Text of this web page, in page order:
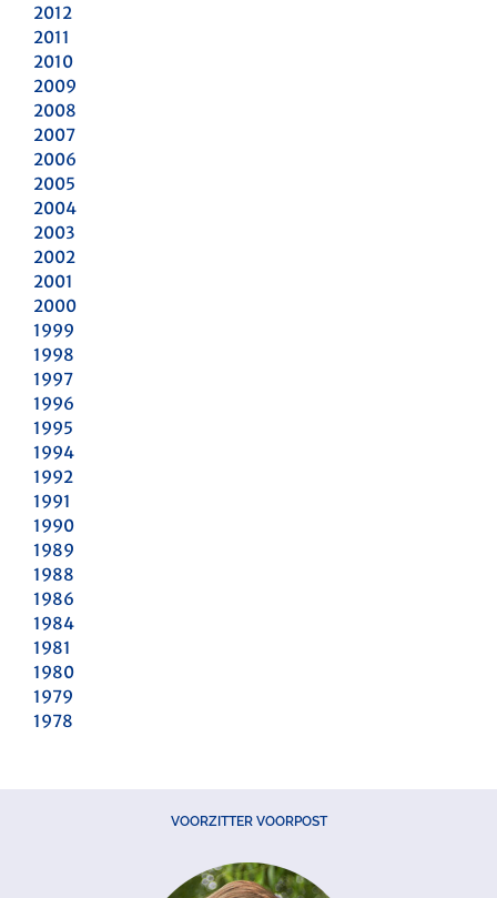
2012
2011
2010
2009
2008
2007
2006
2005
2004
2003
2002
2001
2000
1999
1998
1997
1996
1995
1994
1992
1991
1990
1989
1988
1986
1984
1981
1980
1979
1978
VOORZITTER VOORPOST